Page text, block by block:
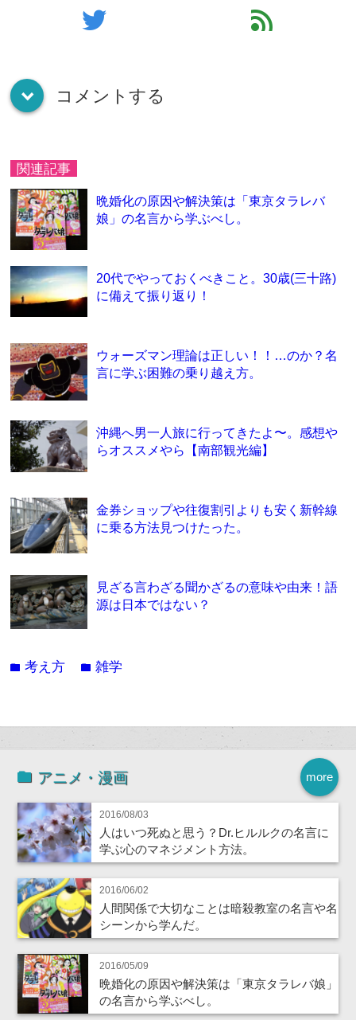
twitter feed
down コメントする
関連記事
晩婚化の原因や解決策は「東京タラレバ
娘」の名言から学ぶべし。
20代でやっておくべきこと。30歳(三十路)
に備えて振り返り！
ウォーズマン理論は正しい！！…のか？名
言に学ぶ困難の乗り越え方。
沖縄へ男一人旅に行ってきたよ〜。感想や
らオススメやら【南部観光編】
金券ショップや往復割引よりも安く新幹線
に乗る方法見つけたった。
見ざる言わざる聞かざるの意味や由来！語
源は日本ではない？
folder考え方 folder雑学
more
アニメ・漫画
2016/08/03
人はいつ死ぬと思う？Dr.ヒルルクの名言に
学ぶ心のマネジメント方法。
2016/06/02
人間関係で大切なことは暗殺教室の名言や名
シーンから学んだ。
2016/05/09
晩婚化の原因や解決策は「東京タラレバ娘」
の名言から学ぶべし。